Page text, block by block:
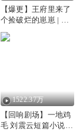
【爆更】王府里来了
个捡破烂的崽崽 | 一
刀苏苏团队 | 古言萌
宝团宠玄学 | 多人有
1522.37万
【回响剧场】一地鸡
毛 刘震云短篇小说